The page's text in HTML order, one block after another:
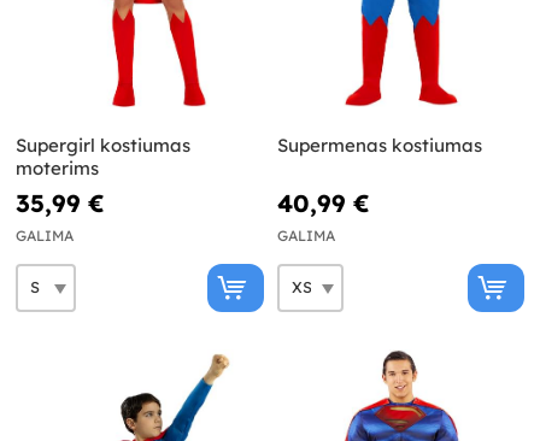
Supergirl kostiumas
moterims
35,99 €
GALIMA
Supermenas kostiumas
40,99 €
GALIMA